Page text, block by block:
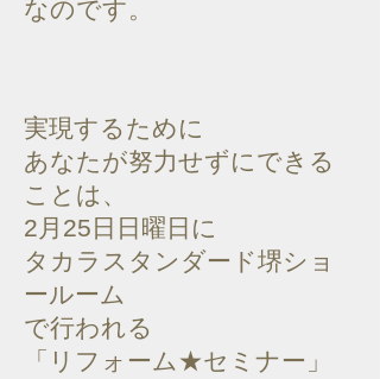
なのです。
実現するために
あなたが努力せずにできる
ことは、
2月25日日曜日に
タカラスタンダード堺ショ
ールーム
で行われる
「リフォーム★セミナー」